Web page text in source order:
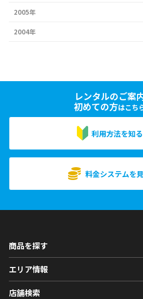
2005年
2004年
レンタルのご案
初めての方はこち
利用方法を知る
料金システムを
商品を探す
エリア情報
店舗検索